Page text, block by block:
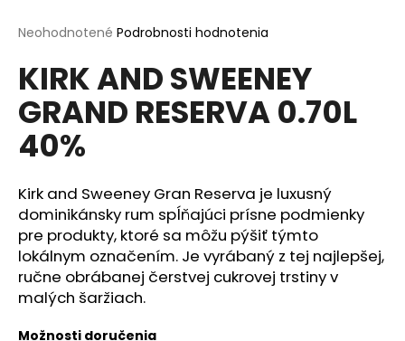
Priemerné
produktu
je
0,0
z
hviezdičiek.
Neohodnotené Podrobnosti hodnotenia
KIRK AND SWEENEY
GRAND RESERVA 0.70L
40%
Kirk and Sweeney Gran Reserva je luxusný
dominikánsky rum spĺňajúci prísne podmienky
pre produkty, ktoré sa môžu pýšiť týmto
lokálnym označením. Je vyrábaný z tej najlepšej,
ručne obrábanej čerstvej cukrovej trstiny v
malých šaržiach.
Možnosti doručenia
O
d
p
o
ú
č
a
m
e
REBELLION